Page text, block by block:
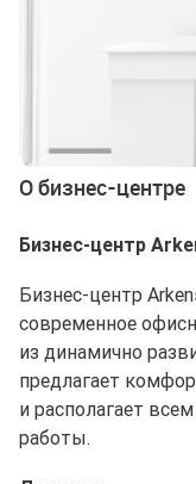
О бизнес-центре
Бизнес-центр
Бизнес-центр
современное
из динамично
предлагает
и располагает
работы.